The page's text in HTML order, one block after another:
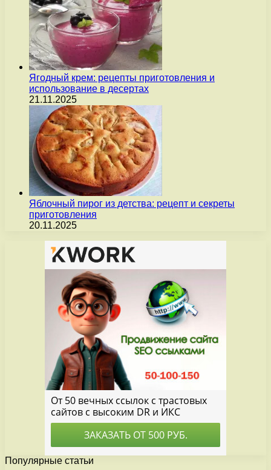
Ягодный крем: рецепты приготовления и
использование в десертах
21.11.2025
Яблочный пирог из детства: рецепт и секреты
приготовления
20.11.2025
Популярные статьи